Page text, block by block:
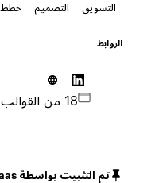
التصميم خطط المشروع
تم التثبيت بواسطة Kira Klaas